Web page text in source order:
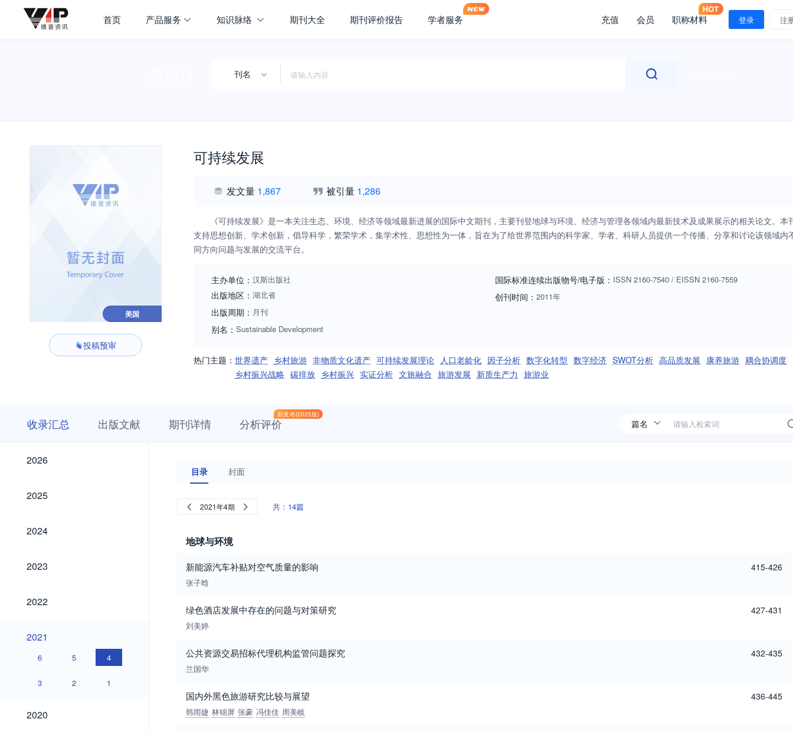
首页 产品服务 知识脉络 期刊大全 期刊评价报告 学者服务 充值 会员 职称材料 登录 注
刊名
美国
投稿预审
可持续发展
发文量 1,867 被引量 1,286
《可持续发展》是一本关注生态、环境、经济等领域最新进展的国际中文期刊，主要刊登地球与环境、经济与管理各领域内最新技术及成果展示的相关论文。本
支持思想创新、学术创新，倡导科学，繁荣学术，集学术性、思想性为一体，旨在为了给世界范围内的科学家、学者、科研人员提供一个传播、分享和讨论该领域内
同方向问题与发展的交流平台。
主办单位： 汉斯出版社
出版地区： 湖北省
出版周期： 月刊
别名： Sustainable Development
国际标准连续出版物号/电子版 ： ISSN 2160-7540 / EISSN 2160-7559
创刊时间： 2011年
热门主题： 世界遗产 乡村旅游 非物质文化遗产 可持续发展理论 人口老龄化 因子分析 数字化转型 数字经济 SWOT分析 高品质发展 康养旅游 耦合协调度
乡村振兴战略 碳排放 乡村振兴 实证分析 文旅融合 旅游发展 新质生产力 旅游业
收录汇总 出版文献 期刊详情
新发布(2025版)
分析评价
2026
2026
2025
2025
2024
2024
2023
2023
2022
2022
2021
2021
6 5 4
3 2 1
2020
2020
目录 封面
2021年4期 共：14篇
地球与环境
新能源汽车补贴对空气质量的影响
张子晗
415-426
绿色酒店发展中存在的问题与对策研究
刘美婷
427-431
公共资源交易招标代理机构监管问题探究
兰国华
432-435
国内外黑色旅游研究比较与展望
韩雨婕 林锦屏 张豪 冯佳佳 周美岐
436-445